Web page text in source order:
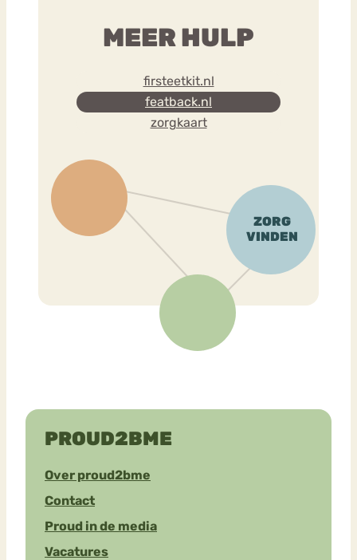
MEER HULP
firsteetkit.nl
featback.nl
zorgkaart
PROUD2BME
Over proud2bme
Contact
Proud in de media
Vacatures